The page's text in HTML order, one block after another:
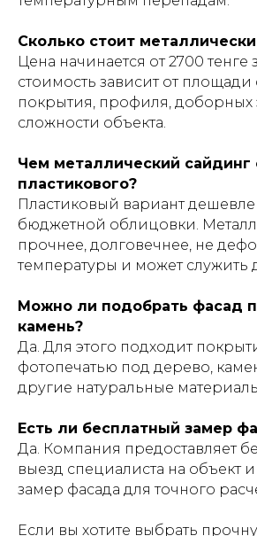
Сколько стоит
Цена начинается от 2700 тенге
стоимость зависит от площади
покрытия, профиля, доборных
сложности объекта.
Чем металлический сайдинг
пластикового?
Пластиковый вариант
бюджетной облицовки.
прочнее, долговечнее, не
температуры и может служить
Можно ли подобрать фасад
камень?
Да. Для этого подходит
фотопечатью под дерево,
другие натуральные
Есть ли бесплатный замер
Да. Компания предоставляет
выезд специалиста на объект
замер фасада для точного
Если вы хотите выбрать